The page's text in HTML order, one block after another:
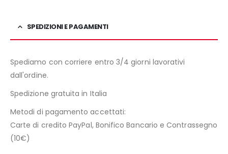
SPEDIZIONI E PAGAMENTI
Spediamo con corriere entro 3/4 giorni lavorativi
dall'ordine.
Spedizione gratuita in Italia
Metodi di pagamento accettati:
Carte di credito PayPal, Bonifico Bancario e Contrassegno
(10€)